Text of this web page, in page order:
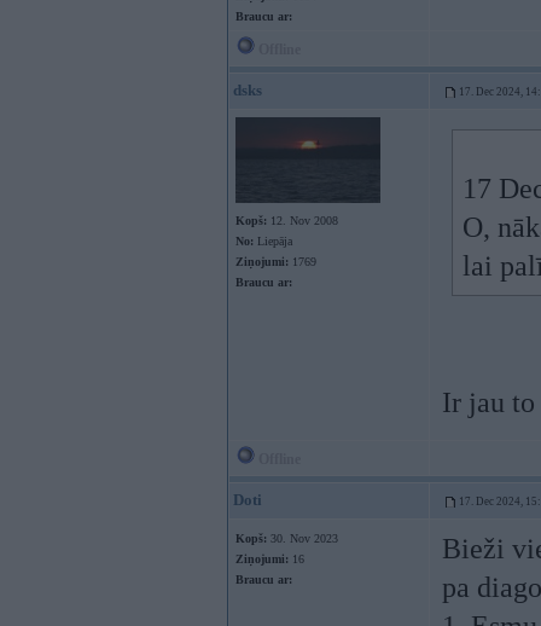
Braucu ar:
dsks 17. Dec 2024,
Kopš: 12. Nov 2008
No: Liepāja
Ziņojumi: 1769
Braucu ar:
17
O,
lai
Ir jau to
Doti 17. Dec 2024,
Kopš: 30. Nov 2023
Ziņojumi: 16
Braucu ar:
Bieži
pa